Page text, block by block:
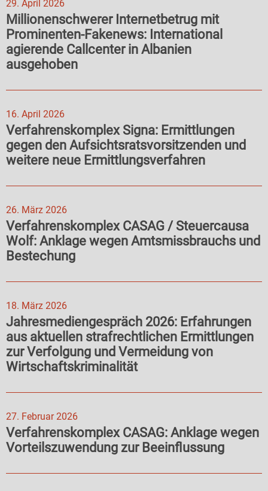
29. April 2026
Millionenschwerer Internetbetrug mit
Prominenten-Fakenews: International
agierende Callcenter in Albanien
ausgehoben
16. April 2026
Verfahrenskomplex Signa: Ermittlungen
gegen den Aufsichtsratsvorsitzenden und
weitere neue Ermittlungsverfahren
26. März 2026
Verfahrenskomplex CASAG / Steuercausa
Wolf: Anklage wegen Amtsmissbrauchs und
Bestechung
18. März 2026
Jahresmediengespräch 2026: Erfahrungen
aus aktuellen strafrechtlichen Ermittlungen
zur Verfolgung und Vermeidung von
Wirtschaftskriminalität
27. Februar 2026
Verfahrenskomplex CASAG: Anklage wegen
Vorteilszuwendung zur Beeinflussung